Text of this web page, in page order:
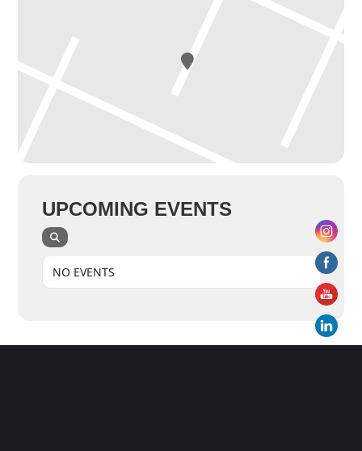
UPCOMING EVENTS
NO EVENTS